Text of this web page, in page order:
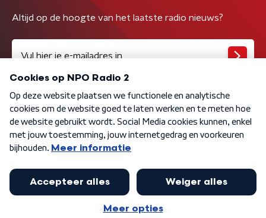
Altijd op de hoogte van het laatste radio nieuws?
Algemene voorwaarden